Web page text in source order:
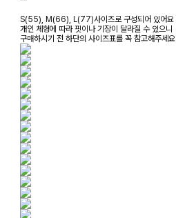
S(55), M(66), L(77)사이즈로 구성되어 있어요
개인 체형에 따라 핏이나 기장이 달라질 수 있으니
구매하시기 전 하단의 사이즈표를 꼭 참고해주세요